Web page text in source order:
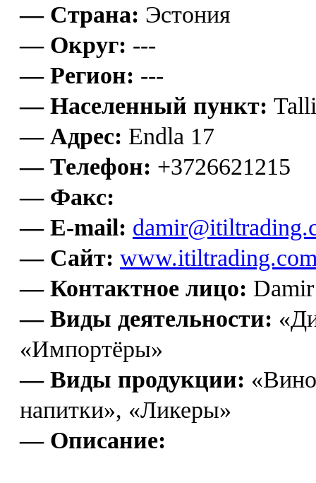
— Страна: Эстония
— Округ: ---
— Регион: ---
— Населенный пункт:
— Адрес: Endla 17
— Телефон: +3726621215
— Факс:
— E-mail:
— Сайт:
— Контактное лицо:
— Виды деятельности:
«Импортёры»
— Виды продукции:
напитки», «Ликеры»
— Описание: